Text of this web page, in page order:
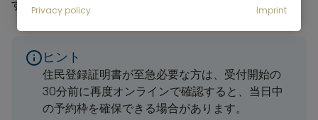
することをお勧めします。
ヒント
住民登録証明書が至急必要な方は、受付開始の
30分前に再度オンラインで確認すると、当日中
の予約枠を確保できる場合があります。
Privacy policy
Imprint